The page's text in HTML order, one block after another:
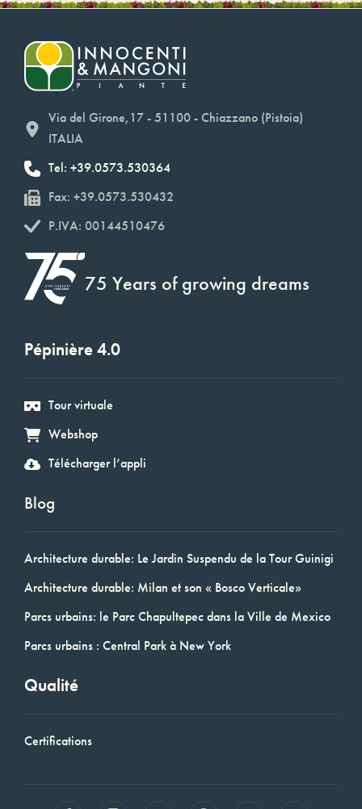
Via del Girone,17 - 51100 - Chiazzano (Pistoia)
ITALIA
Tel: +39.0573.530364
Fax: +39.0573.530432
P.IVA: 00144510476
75 Years of growing dreams
Pépinière 4.0
Tour virtuale
Webshop
Télécharger l’appli
Blog
Architecture durable: Le Jardin Suspendu de la Tour Guinigi
Architecture durable: Milan et son « Bosco Verticale»
Parcs urbains: le Parc Chapultepec dans la Ville de Mexico
Parcs urbains : Central Park à New York
Qualité
Certifications